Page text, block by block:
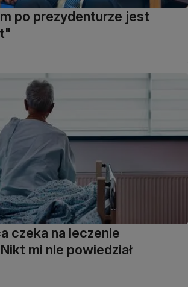
po prezydenturze jest
czeka na leczenie
mi nie powiedział